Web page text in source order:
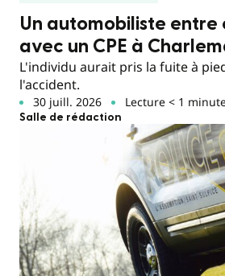
Un automobiliste entre
avec un CPE à
L'individu aurait pris la fuite à
l'accident.
30 juill. 2026 Lecture < 1
Salle de rédaction